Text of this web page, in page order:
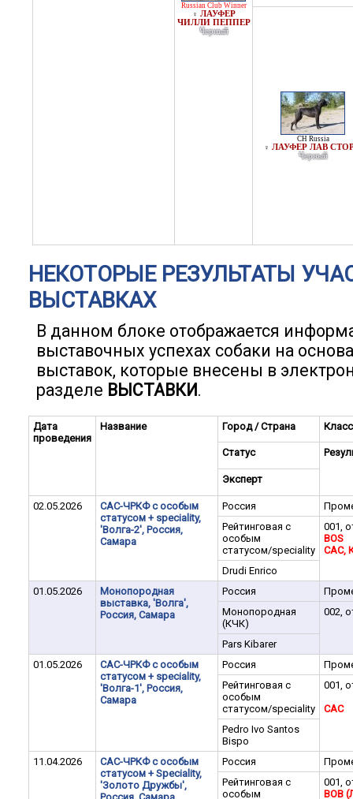
Russian Club Winner
♀ ЛАУФЕР
ЧИЛЛИ ПЕППЕР
Черный
CH Russia
♀ ЛАУФЕР ЛАВ
Черный
НЕКОТОРЫЕ РЕЗУЛЬТАТЫ
ВЫСТАВКАХ
В данном блоке отображается
выставочных успехах собаки на
выставок, которые внесены в
разделе ВЫСТАВКИ.
Дата
проведения
Название Город / Страна Класс
Статус
Эксперт
02.05.2026
САС-ЧРКФ с особым
статусом + speciality,
'Волга-2', Россия,
Самара
Россия
Рейтинговая с
особым
статусом/speciality
001,
BOS
CАC,
Drudi Enrico
01.05.2026
Монопородная
выставка, 'Волга',
Россия, Самара
Россия
Монопородная
(КЧК)
002,
Pars Kibarer
01.05.2026
САС-ЧРКФ с особым
статусом + speciality,
'Волга-1', Россия,
Самара
Россия
Рейтинговая с
особым
статусом/speciality
001,
CAC
Pedro Ivo Santos
Bispo
11.04.2026
САС-ЧРКФ с особым
статусом + Speciality,
'Золото Дружбы',
Россия
Рейтинговая с
особым
001,
BOB